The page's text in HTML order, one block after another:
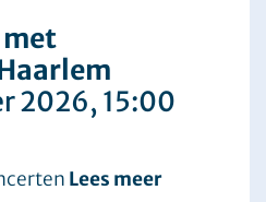
met
2026, 15:00
Lees meer